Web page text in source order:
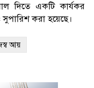
দিতে একটি কার্যকর
করা হয়েছে।
আয়